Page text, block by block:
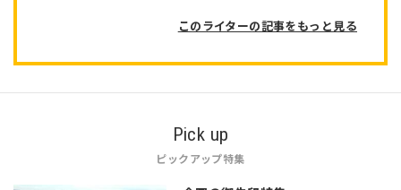
このライターの記事をもっと見る
Pick up
ピックアップ特集